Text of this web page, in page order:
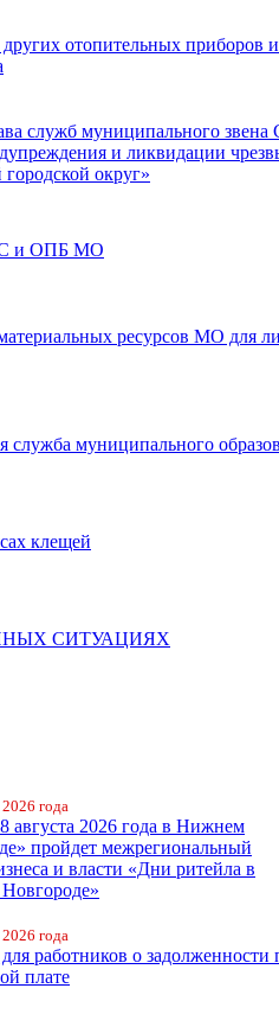
отопительных приборов
служб муниципального звена
и ликвидации
округ»
и ОПБ МО
ресурсов МО для
служба муниципального
клещей
СИТУАЦИЯХ
2026 года
августа 2026 года в Нижнем
пройдет межрегиональный
и власти «Дни ритейла в
2026 года
работников о задолженности
плате